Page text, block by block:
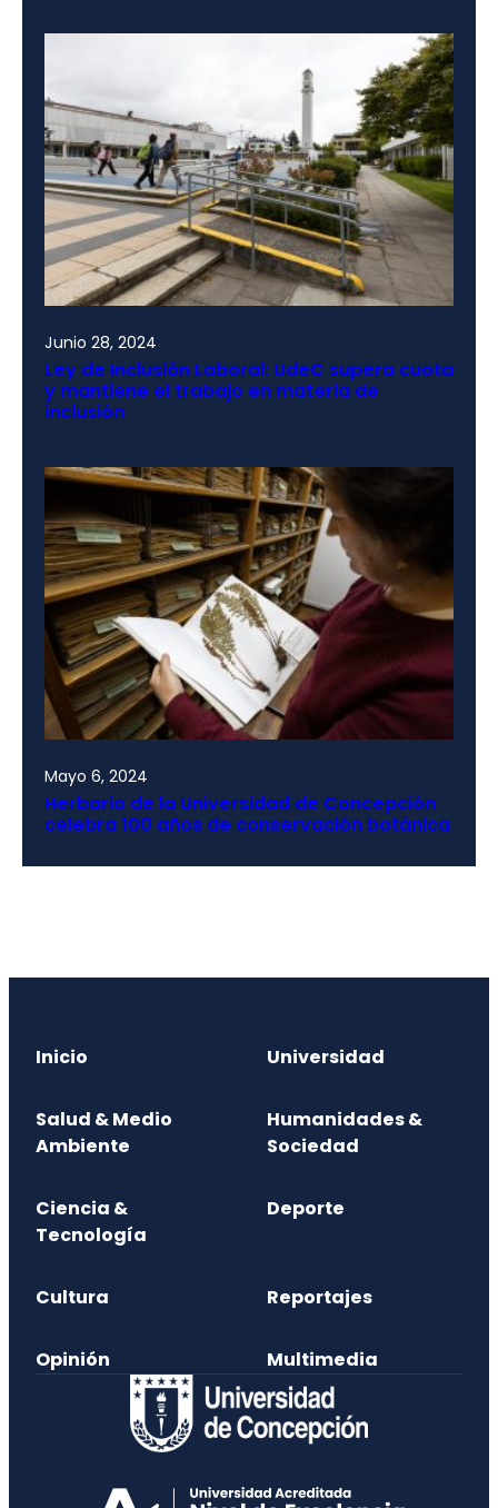
Junio 28, 2024
Ley de Inclusión Laboral: UdeC supera cuota
y mantiene el trabajo en materia de
inclusión
Mayo 6, 2024
Herbario de la Universidad de Concepción
celebra 100 años de conservación botánica
Inicio Universidad
Salud & Medio
Ambiente
Humanidades &
Sociedad
Ciencia &
Tecnología
Deporte
Cultura Reportajes
Opinión Multimedia